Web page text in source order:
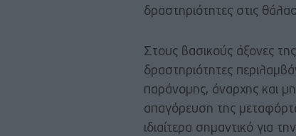
δραστηριότητες στις
Στους βασικούς άξονες
δραστηριότητες
παράνομης, άναρχης και
απαγόρευση της
ιδιαίτερα σημαντικό για